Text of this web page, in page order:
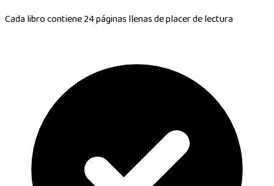
Cada libro contiene24 páginas llenas de placer de lectura